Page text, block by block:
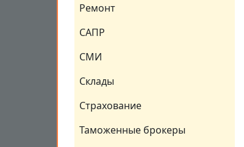
Ремонт
САПР
СМИ
Склады
Страхование
Таможенные брокеры